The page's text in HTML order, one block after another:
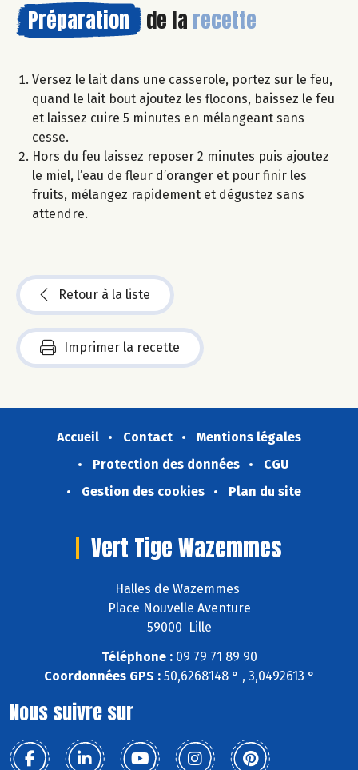
Préparation de la recette
Versez le lait dans une casserole, portez sur le feu,
quand le lait bout ajoutez les flocons, baissez le feu
et laissez cuire 5 minutes en mélangeant sans
cesse.
Hors du feu laissez reposer 2 minutes puis ajoutez
le miel, l’eau de fleur d’oranger et pour finir les
fruits, mélangez rapidement et dégustez sans
attendre.
Retour à la liste
Imprimer la recette
Accueil Contact
Mentions légales
Protection des données
CGU
Gestion des cookies
Plan du site
Vert Tige Wazemmes
Halles de Wazemmes
Place Nouvelle Aventure
59000 Lille
Téléphone :09 79 71 89 90
Coordonnées GPS :50,6268148 ° , 3,0492613 °
Nous suivre sur